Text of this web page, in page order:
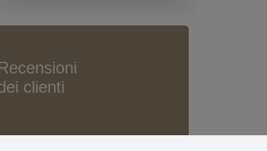
clienti